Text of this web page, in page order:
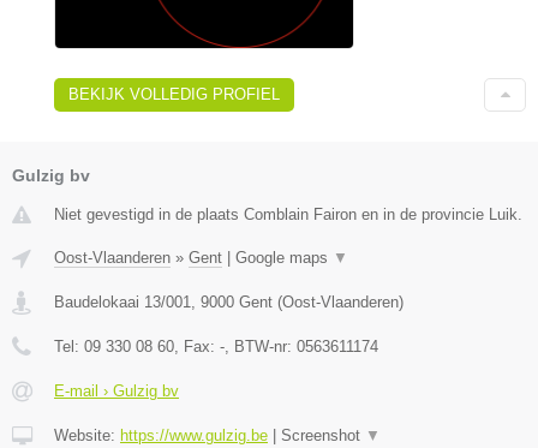
BEKIJK VOLLEDIG PROFIEL
Gulzig bv
Niet gevestigd in de plaats Comblain Fairon en in de provincie Luik.
Oost-Vlaanderen » Gent Google maps ▼
Baudelokaai 13/001 9000 Gent (Oost-Vlaanderen)
Tel: 09 330 08 60 , Fax: - , BTW-nr: 0563611174
E-mail › Gulzig bv
Website: https://www.gulzig.be Screenshot ▼